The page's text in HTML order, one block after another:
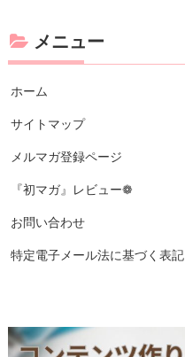
メニュー
ホーム
サイトマップ
メルマガ登録ページ
『初マガ』レビュー❁
お問い合わせ
特定電子メール法に基づく表記